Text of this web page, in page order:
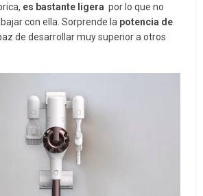
es bastante ligera por lo que no
con ella. Sorprende la potencia de
de desarrollar muy superior a otros